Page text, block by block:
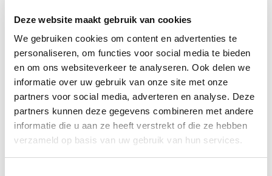
Deze website maakt gebruik van cookies
We gebruiken cookies om content en advertenties te
personaliseren, om functies voor social media te bieden
en om ons websiteverkeer te analyseren. Ook delen we
informatie over uw gebruik van onze site met onze
partners voor social media, adverteren en analyse. Deze
partners kunnen deze gegevens combineren met andere
informatie die u aan ze heeft verstrekt of die ze hebben
verzameld op basis van uw gebruik van hun services.